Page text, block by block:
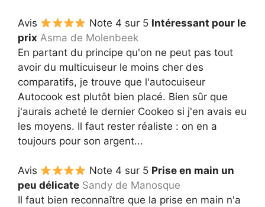
Avis Note 4 sur 5 Intéressant pour le
prix Asma de Molenbeek
En partant du principe qu'on ne peut pas tout
avoir du multicuiseur le moins cher des
comparatifs, je trouve que l'autocuiseur
Autocook est plutôt bien placé. Bien sûr que
j'aurais acheté le dernier Cookeo si j'en avais eu
les moyens. Il faut rester réaliste : on en a
toujours pour son argent...
Avis Note 4 sur 5 Prise en main un
peu délicate Sandy de Manosque
Il faut bien reconnaître que la prise en main n'a